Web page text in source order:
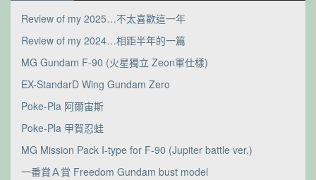
Review of my 2025…不太喜歡這一年
Review of my 2024…相距半年的一篇
MG Gundam F-90 (火星獨立 Zeon軍仕樣)
EX-StandarD Wing Gundam Zero
Poke-Pla 阿爾宙斯
Poke-Pla 甲賀忍蛙
MG Mission Pack I-type for F-90 (Jupiter battle ver.)
一番賞Ａ賞 Freedom Gundam bust model